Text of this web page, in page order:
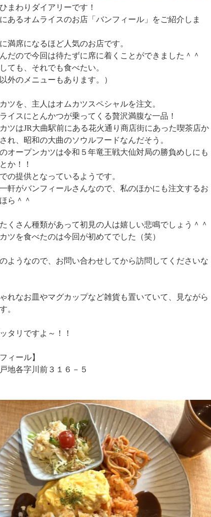
まわりダイアリーです！
あるオムライスのお店「バンフィール」をご紹介しま
満席になるほど人気のお店です。
だので今回は待たずに席に着くことができました＾＾
ても、それでも食べたい。
外のメニューもあります。）
ツを、主人はオムカツスペシャルを注文。
イスにとんかつが乗ってくる贅沢満腹な一品！
ツはJR大曲駅前にある花火通り商店街にあった喫茶店か
れ、昭和の大曲のソウルフードなんだそう。
オープンカツは令和５年竜王戦大仙対局の勝負めしにも
か！！
の提供となっているようです。
軒がバンフィールさんなので、私のほかにも注文するお
ら＾＾
くさん種類があって初見の人は嬉しい悲鳴でしょう＾＾
ツを食べたのは今回が初めてでした（笑）
ようなので、お問い合わせしてから訪問してくださいな
れなお皿やマグカップなど雑貨も置いていて、見ながら
。
タリですよ～！！
ィール】
地各字川前３１６－５